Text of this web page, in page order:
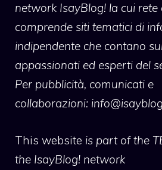
network IsayBlog! la cui rete
comprende siti tematici di
indipendente che contano
appassionati ed esperti del
Per pubblicità, comunicati e
collaborazioni:
This website is part of the
the IsayBlog! network